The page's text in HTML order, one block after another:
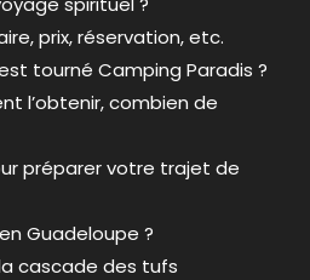
prix, réservation, etc.
tourné Camping Paradis ?
l’obtenir, combien de
préparer votre trajet de
Guadeloupe ?
cascade des tufs